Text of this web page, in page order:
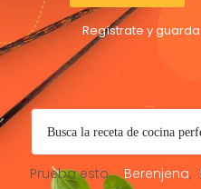
Regístrate y
Prueba esto: Berenjena